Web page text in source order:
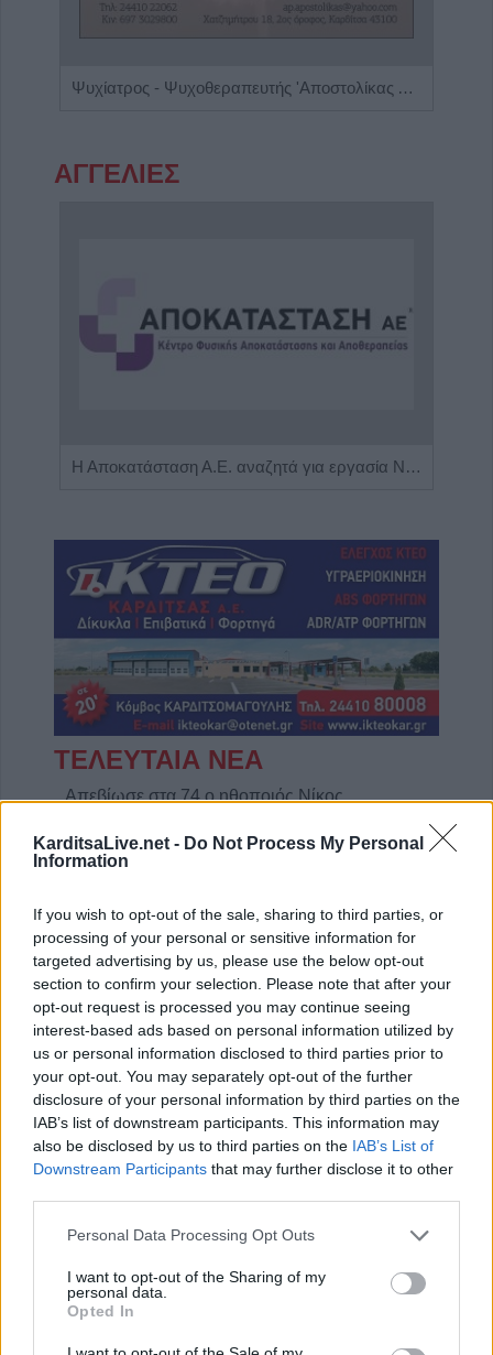
KarditsaLive.net - Do Not Process My Personal
Information
If you wish to opt-out of the sale, sharing to third parties, or
processing of your personal or sensitive information for
targeted advertising by us, please use the below opt-out
section to confirm your selection. Please note that after your
opt-out request is processed you may continue seeing
interest-based ads based on personal information utilized by
us or personal information disclosed to third parties prior to
your opt-out. You may separately opt-out of the further
disclosure of your personal information by third parties on the
IAB’s list of downstream participants. This information may
also be disclosed by us to third parties on the IAB’s List of
Downstream Participants that may further disclose it to other
Personal Data Processing Opt Outs
I want to opt-out of the Sharing of my
personal data.
Opted In
Ψυχίατρος - Ψυχοθεραπευτής 'Αποστολίκας Απόστολος'
ΑΓΓΕΛΙΕΣ
Η Αποκατάσταση Α.Ε. αναζητά για εργασία Νοσηλευτές και Βοηθούς Νοσηλευτές
ΤΕΛΕΥΤΑΙΑ ΝΕΑ
Απεβίωσε στα 74 ο ηθοποιός Νίκος
9 Αυγούστου 2026, 20:16
υδράργυρος την Κυριακή (9/8)
9 Αυγούστου 2026, 18:58
Πυρκαγιά στο Νέο Μοναστήρι - Σηκώθηκαν
αεροσκάφη, επιχειρούν επίγειες δυνάμεις
9 Αυγούστου 2026, 18:38
Πύλη: Αυτοκίνητο τυλίχθηκε στις φλόγες
9 Αυγούστου 2026, 18:08
Θύμα των γκράφιτι το άγαλμα της
αγρότισσας μάνας στην πλατεία Πλαστήρα
(+Φωτο)
Ιερά Μητρόπολη: Πρόγραμμα Μητροπολίτη
9 Αυγούστου 2026, 16:14